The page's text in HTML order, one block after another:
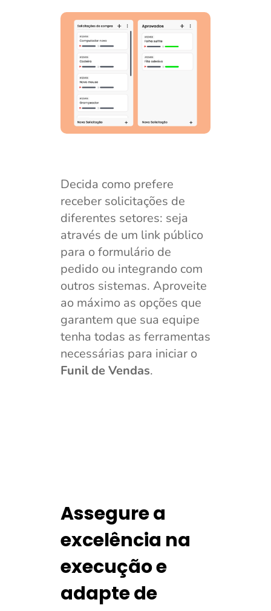
Decida como prefere
receber solicitações de
diferentes setores: seja
através de um link público
para o formulário de
pedido ou integrando com
outros sistemas. Aproveite
ao máximo as opções que
garantem que sua equipe
tenha todas as ferramentas
necessárias para iniciar o
Funil de Vendas.
Assegure a
excelência na
execução e
adapte de